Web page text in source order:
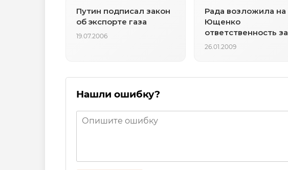
Путин подписал закон
об экспорте газа
19.07.2006
Рада возложила на
Ющенко
ответственность за
падение гривны
26.01.2009
Нашли ошибку?